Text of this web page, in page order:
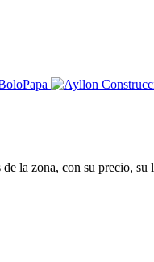
la zona, con su precio, su